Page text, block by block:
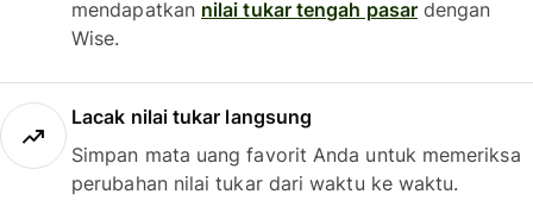
mendapatkan nilai tukar tengah pasardengan
Wise.
Lacak nilai tukar langsung
Simpan mata uang favorit Anda untuk memeriksa
perubahan nilai tukar dari waktu ke waktu.